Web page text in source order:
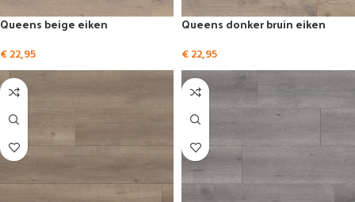
Queens beige eiken
€22,95
Queens donker bruin eiken
€22,95